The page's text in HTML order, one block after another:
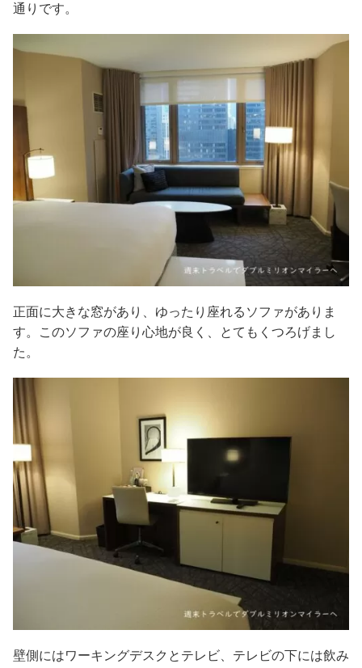
通りです。
正面に大きな窓があり、ゆったり座れるソファがありま
す。このソファの座り心地が良く、とてもくつろげまし
た。
壁側にはワーキングデスクとテレビ、テレビの下には飲み